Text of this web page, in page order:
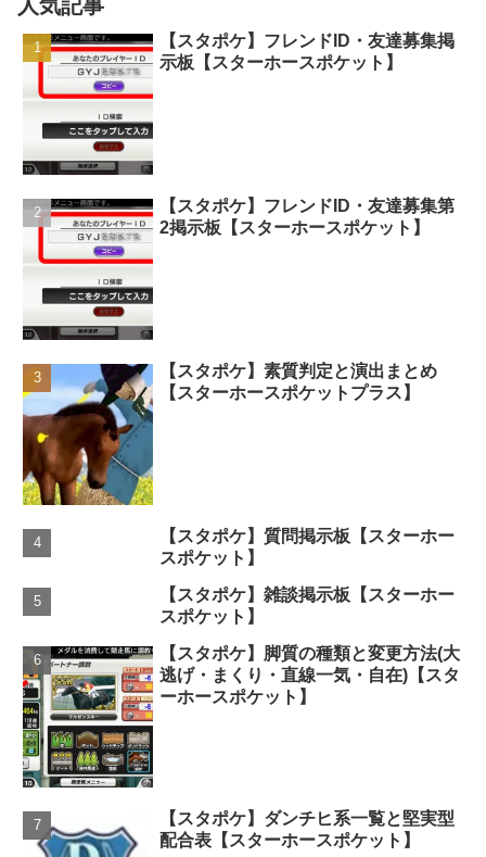
人気記事
【スタポケ】フレンドID・友達募集掲
示板【スターホースポケット】
【スタポケ】フレンドID・友達募集第
2掲示板【スターホースポケット】
【スタポケ】素質判定と演出まとめ
【スターホースポケットプラス】
【スタポケ】質問掲示板【スターホー
スポケット】
【スタポケ】雑談掲示板【スターホー
スポケット】
【スタポケ】脚質の種類と変更方法(大
逃げ・まくり・直線一気・自在)【スタ
ーホースポケット】
【スタポケ】ダンチヒ系一覧と堅実型
配合表【スターホースポケット】